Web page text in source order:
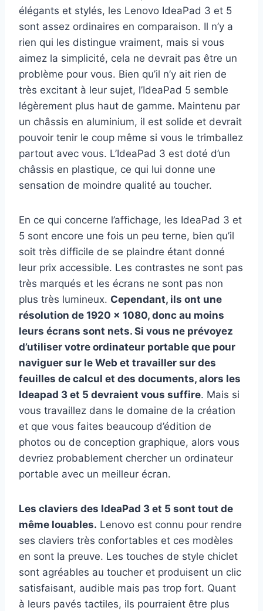
élégants et stylés, les Lenovo IdeaPad 3 et 5
sont assez ordinaires en comparaison. Il n’y a
rien qui les distingue vraiment, mais si vous
aimez la simplicité, cela ne devrait pas être un
problème pour vous. Bien qu’il n’y ait rien de
très excitant à leur sujet, l’IdeaPad 5 semble
légèrement plus haut de gamme. Maintenu par
un châssis en aluminium, il est solide et devrait
pouvoir tenir le coup même si vous le trimballez
partout avec vous. L’IdeaPad 3 est doté d’un
châssis en plastique, ce qui lui donne une
sensation de moindre qualité au toucher.
En ce qui concerne l’affichage, les IdeaPad 3 et
5 sont encore une fois un peu terne, bien qu’il
soit très difficile de se plaindre étant donné
leur prix accessible. Les contrastes ne sont pas
très marqués et les écrans ne sont pas non
plus très lumineux. Cependant, ils ont une
résolution de 1920 x 1080, donc au moins
leurs écrans sont nets. Si vous ne prévoyez
d’utiliser votre ordinateur portable que pour
naviguer sur le Web et travailler sur des
feuilles de calcul et des documents, alors les
Ideapad 3 et 5 devraient vous suffire. Mais si
vous travaillez dans le domaine de la création
et que vous faites beaucoup d’édition de
photos ou de conception graphique, alors vous
devriez probablement chercher un ordinateur
portable avec un meilleur écran.
Les claviers des IdeaPad 3 et 5 sont tout de
même louables. Lenovo est connu pour rendre
ses claviers très confortables et ces modèles
en sont la preuve. Les touches de style chiclet
sont agréables au toucher et produisent un clic
satisfaisant, audible mais pas trop fort. Quant
à leurs pavés tactiles, ils pourraient être plus